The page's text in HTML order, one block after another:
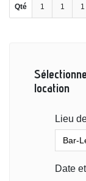
Qté 1 1 1
location
Lieu
Date